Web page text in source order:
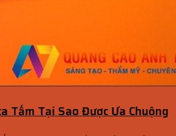
Tấm Tại Sao Được Ưa Chuộng